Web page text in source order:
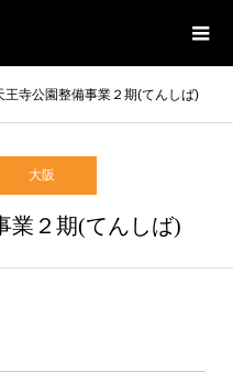
王寺公園整備事業２期(てんしば)
大阪
業２期(てんしば)